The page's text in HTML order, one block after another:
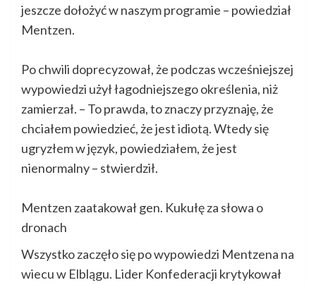
jeszcze dołożyć w naszym programie – powiedział
Mentzen.
Po chwili doprecyzował, że podczas wcześniejszej
wypowiedzi użył łagodniejszego określenia, niż
zamierzał. – To prawda, to znaczy przyznaję, że
chciałem powiedzieć, że jest idiotą. Wtedy się
ugryzłem w język, powiedziałem, że jest
nienormalny – stwierdził.
Mentzen zaatakował gen. Kukułę za słowa o
dronach
Wszystko zaczęło się po wypowiedzi Mentzena na
wiecu w Elblągu. Lider Konfederacji krytykował